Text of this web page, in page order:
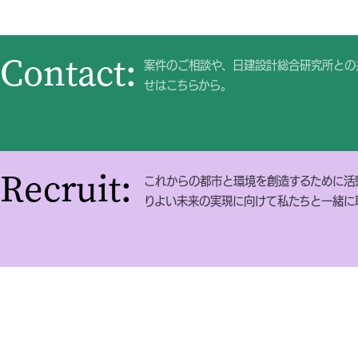
Contact:
案件のご相談や、日建設計総合研究所と
せはこちらから。
Recruit:
これからの都市と環境を創造するために
りよい未来の実現に向けて私たちと一緒